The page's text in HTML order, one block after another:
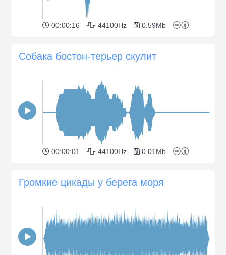
00:00:16 44100Hz 0.59Mb
Собака бостон-терьер скулит
00:00:01 44100Hz 0.01Mb
Громкие цикады у берега моря